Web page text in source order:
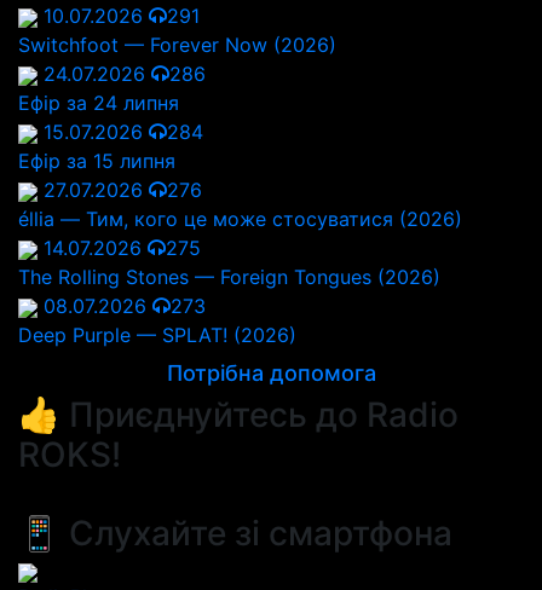
10.07.2026
291
Switchfoot — Forever Now (2026)
24.07.2026
286
Ефір за 24 липня
15.07.2026
284
Ефір за 15 липня
27.07.2026
276
éllia — Тим, кого це може стосуватися (2026)
14.07.2026
275
The Rolling Stones — Foreign Tongues (2026)
08.07.2026
273
Deep Purple — SPLAT! (2026)
Потрібна допомога
👍 Приєднуйтесь до Radio
ROKS!
📱 Слухайте зі смартфона